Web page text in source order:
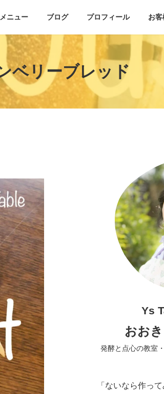
メニュー ブログ プロフィール お
ベリーブレッド
Ys
おお
発酵と点心の教室
「ないなら作っ